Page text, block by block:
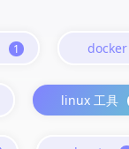
1 docker
linux 工具